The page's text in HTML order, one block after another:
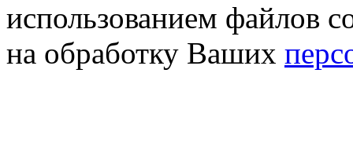
использованием файлов
на обработку Ваших